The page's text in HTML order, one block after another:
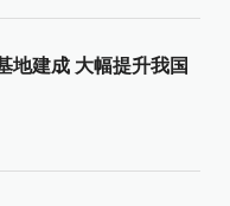
地建成 大幅提升我国